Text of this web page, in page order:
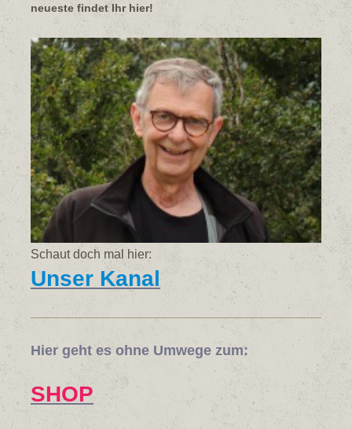
neueste findet Ihr hier!
Schaut doch mal hier:
Unser Kanal
Hier geht es ohne Umwege zum:
SHOP